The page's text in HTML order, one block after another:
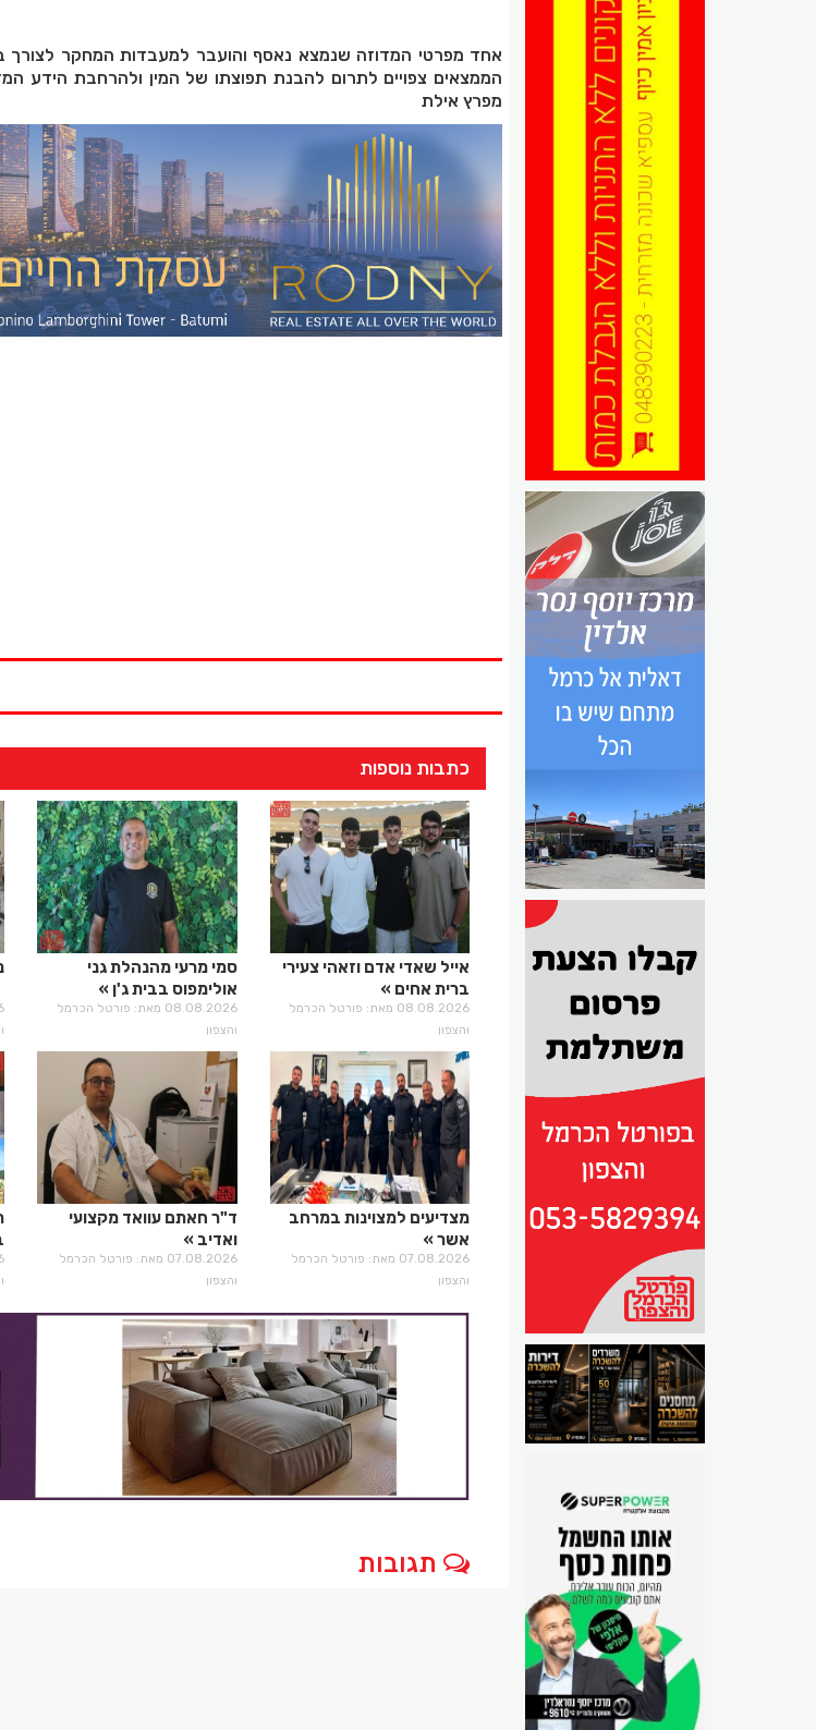
אחד מפרטי המדוזה שנמצא נאסף והועבר למעבדות המחקר לצורך
הממצאים צפויים לתרום להבנת תפוצתו של המין ולהרחבת הידע
מפרץ אילת
כתבות נוספות
אייל שאדי אדם וזאהי צעירי
ברית אחים
08.08.2026 מאת: פורטל הכרמל
והצפון
סמי מרעי מהנהלת גני
אולימפוס בבית ג'ן
08.08.2026 מאת: פורטל הכרמל
והצפון
מצדיעים למצוינות במרחב
אשר
07.08.2026 מאת: פורטל הכרמל
והצפון
ד"ר חאתם עוואד מקצועי
ואדיב
07.08.2026 מאת: פורטל הכרמל
והצפון
תגובות